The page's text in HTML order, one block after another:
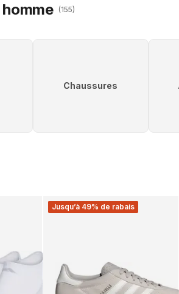
(155)
Chaussures
Jusqu’à 49% de rabais